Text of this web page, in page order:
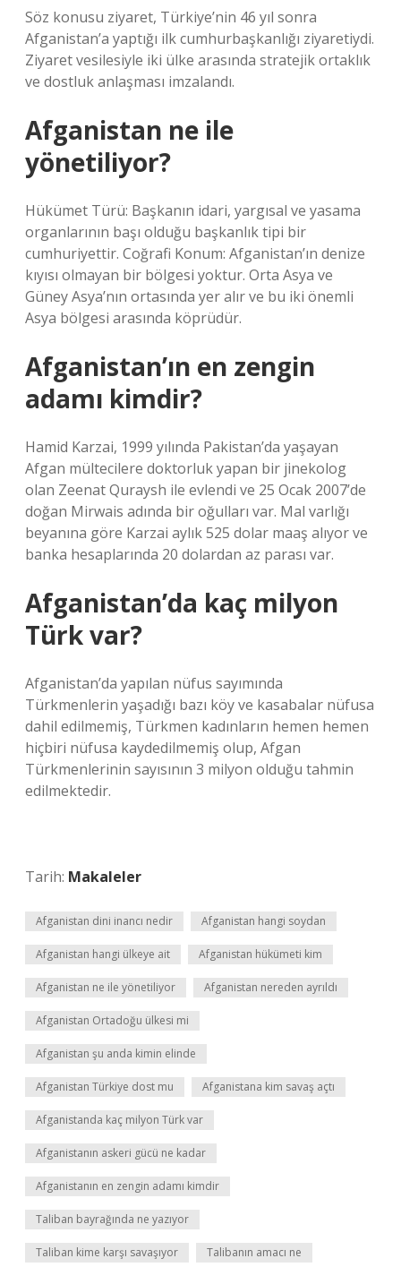
Söz konusu ziyaret, Türkiye’nin 46 yıl sonra
Afganistan’a yaptığı ilk cumhurbaşkanlığı ziyaretiydi.
Ziyaret vesilesiyle iki ülke arasında stratejik ortaklık
ve dostluk anlaşması imzalandı.
Afganistan ne ile
yönetiliyor?
Hükümet Türü: Başkanın idari, yargısal ve yasama
organlarının başı olduğu başkanlık tipi bir
cumhuriyettir. Coğrafi Konum: Afganistan’ın denize
kıyısı olmayan bir bölgesi yoktur. Orta Asya ve
Güney Asya’nın ortasında yer alır ve bu iki önemli
Asya bölgesi arasında köprüdür.
Afganistan’ın en zengin
adamı kimdir?
Hamid Karzai, 1999 yılında Pakistan’da yaşayan
Afgan mültecilere doktorluk yapan bir jinekolog
olan Zeenat Quraysh ile evlendi ve 25 Ocak 2007’de
doğan Mirwais adında bir oğulları var. Mal varlığı
beyanına göre Karzai aylık 525 dolar maaş alıyor ve
banka hesaplarında 20 dolardan az parası var.
Afganistan’da kaç milyon
Türk var?
Afganistan’da yapılan nüfus sayımında
Türkmenlerin yaşadığı bazı köy ve kasabalar nüfusa
dahil edilmemiş, Türkmen kadınların hemen hemen
hiçbiri nüfusa kaydedilmemiş olup, Afgan
Türkmenlerinin sayısının 3 milyon olduğu tahmin
edilmektedir.
Tarih: Makaleler
Afganistan dini inancı nedir Afganistan hangi soydan
Afganistan hangi ülkeye ait Afganistan hükümeti kim
Afganistan ne ile yönetiliyor Afganistan nereden ayrıldı
Afganistan Ortadoğu ülkesi mi
Afganistan şu anda kimin elinde
Afganistan Türkiye dost mu Afganistana kim savaş açtı
Afganistanda kaç milyon Türk var
Afganistanın askeri gücü ne kadar
Afganistanın en zengin adamı kimdir
Taliban bayrağında ne yazıyor
Taliban kime karşı savaşıyor Talibanın amacı ne